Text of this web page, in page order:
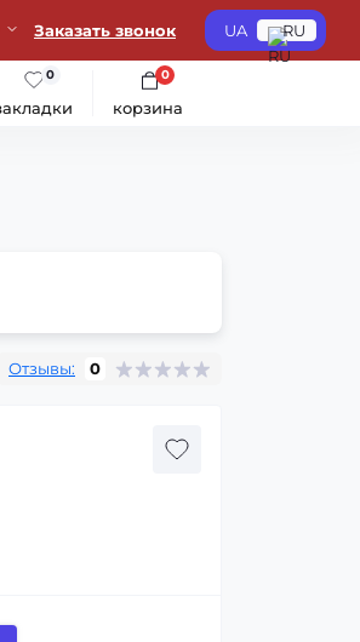
Заказать звонок UA RU
0
корзина
0
Отзывы: 0